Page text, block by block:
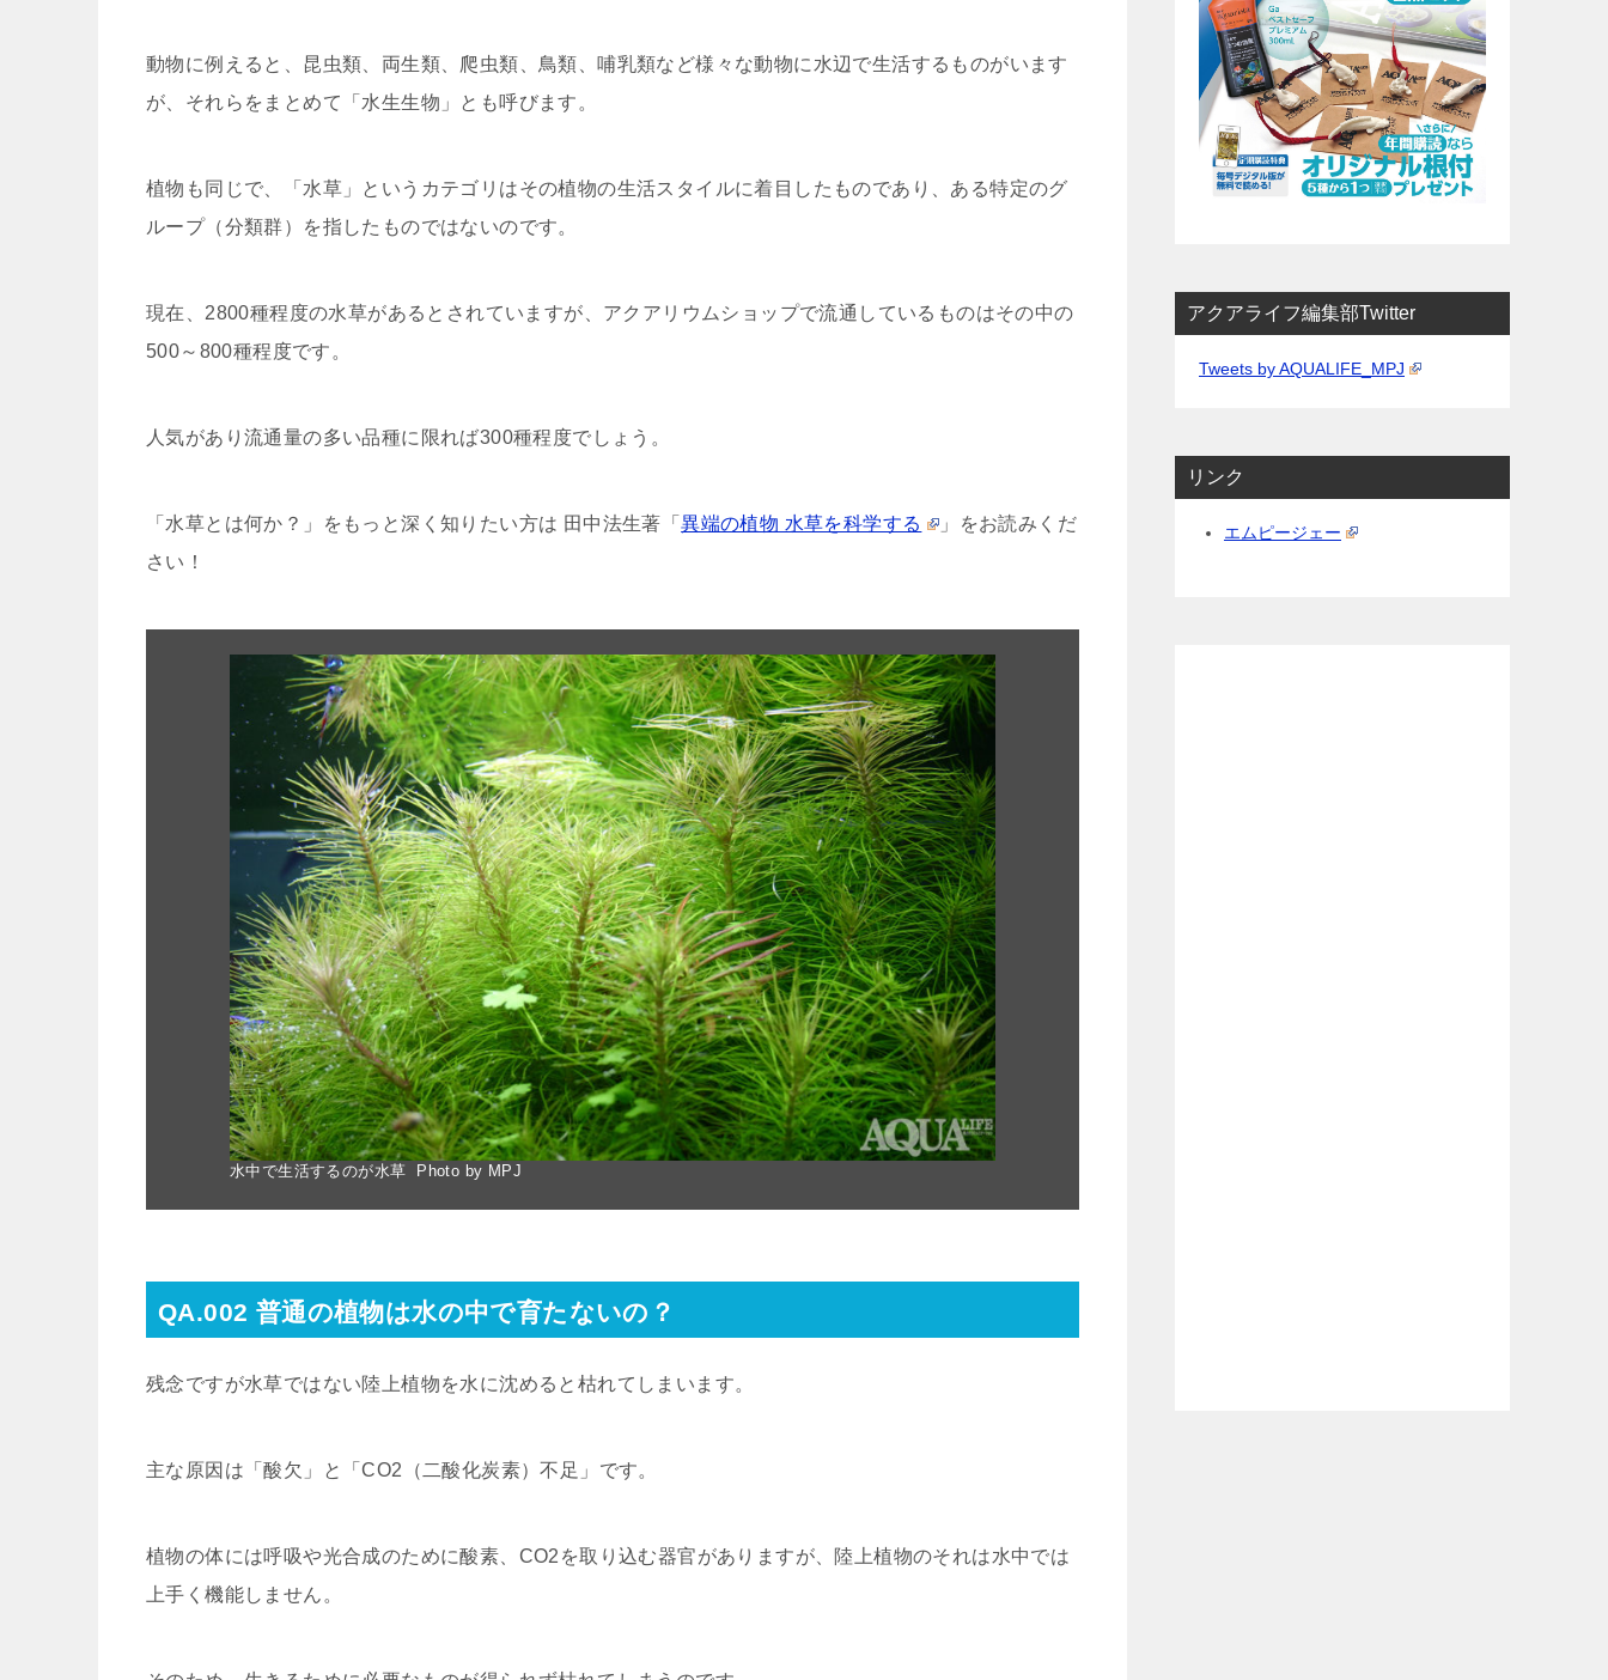
動物に例えると、昆虫類、両生類、爬虫類、鳥類、哺乳類など様々な動物に水辺で生活するものがいます
が、それらをまとめて「水生生物」とも呼びます。
植物も同じで、「水草」というカテゴリはその植物の生活スタイルに着目したものであり、ある特定のグ
ループ（分類群）を指したものではないのです。
現在、2800種程度の水草があるとされていますが、アクアリウムショップで流通しているものはその中の
500～800種程度です。
人気があり流通量の多い品種に限れば300種程度でしょう。
「水草とは何か？」をもっと深く知りたい方は 田中法生著「異端の植物 水草を科学する
」をお読みくだ
さい！
水中で生活するのが水草 Photo by MPJ
QA.002 普通の植物は水の中で育たないの？
残念ですが水草ではない陸上植物を水に沈めると枯れてしまいます。
主な原因は「酸欠」と「CO2（二酸化炭素）不足」です。
植物の体には呼吸や光合成のために酸素、CO2を取り込む器官がありますが、陸上植物のそれは水中では
上手く機能しません。
アクアライフ編集部Twitter
Tweets by AQUALIFE_MPJ
リンク
エムピージェー